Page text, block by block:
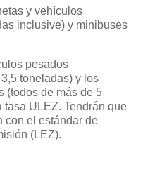
y vehículos
inclusive) y minibuses
pesados
toneladas) y los
(todos de más de 5
ULEZ. Tendrán que
con el estándar de
(LEZ).